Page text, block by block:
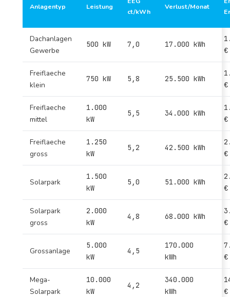
Anlagentyp Leistung
ct/kWh
Verlust/Monat
Dachanlagen
Gewerbe
500 kW 7,0 17.000 kWh
€
Freiflaeche
klein
750 kW 5,8 25.500 kWh
€
Freiflaeche
mittel
1.000
kW
5,5 34.000 kWh
€
Freiflaeche
gross
1.250
kW
5,2 42.500 kWh
€
Solarpark
1.500
kW
5,0 51.000 kWh
€
Solarpark
gross
2.000
kW
4,8 68.000 kWh
€
Grossanlage
5.000
kW
4,5
170.000
kWh
€
Mega-
Solarpark
10.000
kW
4,2
340.000
kWh
€